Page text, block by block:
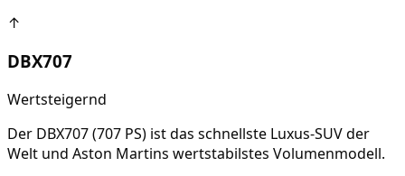
↑
DBX707
Wertsteigernd
Der DBX707 (707 PS) ist das schnellste Luxus-SUV der
Welt und Aston Martins wertstabilstes Volumenmodell.